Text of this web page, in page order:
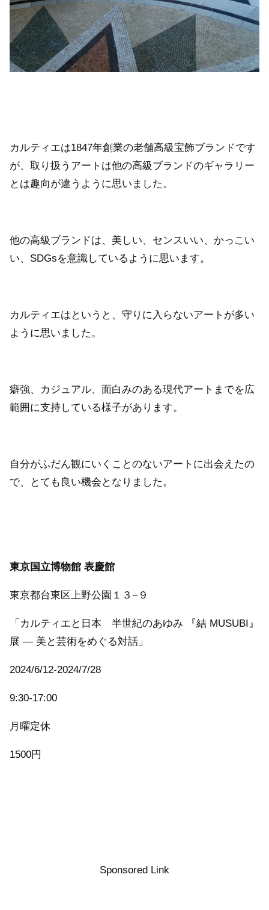
カルティエは1847年創業の老舗高級宝飾ブランドです
が、取り扱うアートは他の高級ブランドのギャラリー
とは趣向が違うように思いました。
他の高級ブランドは、美しい、センスいい、かっこい
い、SDGsを意識しているように思います。
カルティエはというと、守りに入らないアートが多い
ように思いました。
癖強、カジュアル、面白みのある現代アートまでを広
範囲に支持している様子があります。
自分がふだん観にいくことのないアートに出会えたの
で、とても良い機会となりました。
東京国立博物館 表慶館
東京都台東区上野公園１３−９
「カルティエと日本 半世紀のあゆみ 『結 MUSUBI』
展 ― 美と芸術をめぐる対話」
2024/6/12-2024/7/28
9:30-17:00
月曜定休
1500円
Sponsored Link